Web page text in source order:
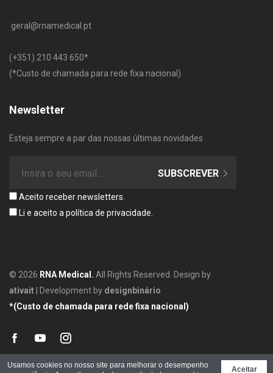
Usamos cookies no nosso site para melhorar o desempenho
Aceitar
geral@rnamedical.pt
​(+351) 210 443 650*
(*Custo de chamada para rede fixa nacional)
Newsletter
Esteja sempre a par das nossas últimas novidades
Aceito receber newsletters.
Li e aceito apolítica de privacidade.
SUBSCREVER
© 2026 RNA Medical. All Rights Reserved. Design by
ativait | Development by designbinário
*(Custo de chamada para rede fixa nacional)
facebookyoutubeinstagram